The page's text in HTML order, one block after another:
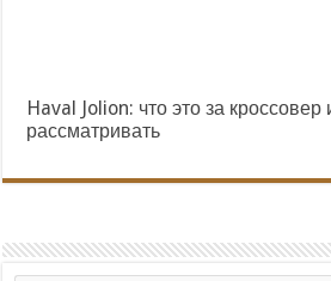
Haval Jolion: что это за кроссовер
рассматривать